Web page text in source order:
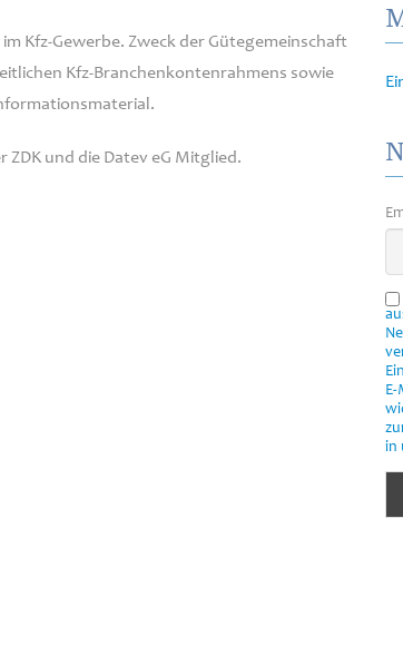
Kfz-Gewerbe. Zweck der Gütegemeinschaft
Kfz-Branchenkontenrahmens sowie
ZDK und die Datev eG Mitglied.
in